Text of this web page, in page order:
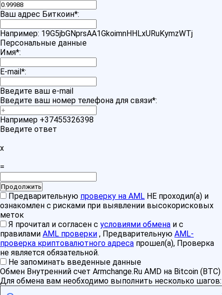
Ваш адрес Биткоин*:
Например: 19G5jbGNprsAA1GkoimnHHLxURuKymzWTj
Персональные данные
Имя*:
E-mail*:
Введите ваш e-mail
Введите ваш номер телефона для связи*:
Например +37455326398
Введите ответ
x
=
Предварительную проверку на AML НЕ проходил(а) и
ознакомлен с рисками при выявлении высокорисковых
меток
Я прочитал и согласен с условиями обмена и с
правилами AML проверки , Предварительную AML-
проверка криптовалютного адреса прошел(а), Проверка
не является обязательной.
Не запоминать введенные данные
Обмен Внутренний счет Armchange.Ru AMD на Bitcoin (BTC)
Для обмена вам необходимо выполнить несколько шагов: